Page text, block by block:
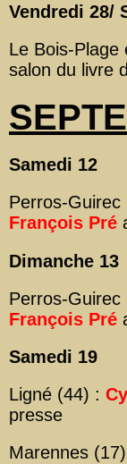
Vendredi 28/
Le Bois-Plage
salon du livre
Samedi 12
Perros-Guirec
François Pré
Dimanche 13
Perros-Guirec
François Pré
Samedi 19
Ligné (44) :
presse
Marennes